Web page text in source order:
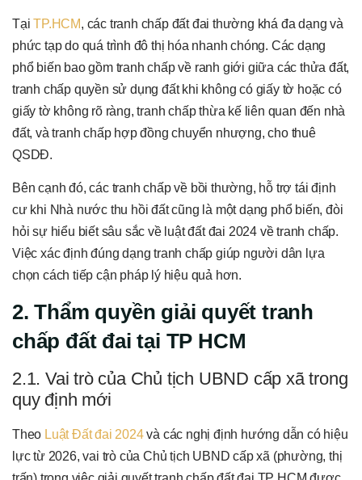
TạiTP.HCM, các tranh chấp đất đai thường khá đa dạng và
phức tạp do quá trình đô thị hóa nhanh chóng. Các dạng
phổ biến bao gồm tranh chấp về ranh giới giữa các thửa đất,
tranh chấp quyền sử dụng đất khi không có giấy tờ hoặc có
giấy tờ không rõ ràng, tranh chấp thừa kế liên quan đến nhà
đất, và tranh chấp hợp đồng chuyển nhượng, cho thuê
QSDĐ.
Bên cạnh đó, các tranh chấp về bồi thường, hỗ trợ tái định
cư khi Nhà nước thu hồi đất cũng là một dạng phổ biến, đòi
hỏi sự hiểu biết sâu sắc về luật đất đai 2024 về tranh chấp.
Việc xác định đúng dạng tranh chấp giúp người dân lựa
chọn cách tiếp cận pháp lý hiệu quả hơn.
2. Thẩm quyền giải quyết tranh
chấp đất đai tại TP HCM
2.1. Vai trò của Chủ tịch UBND cấp xã trong
quy định mới
Theo Luật Đất đai 2024và các nghị định hướng dẫn có hiệu
lực từ 2026, vai trò của Chủ tịch UBND cấp xã (phường, thị